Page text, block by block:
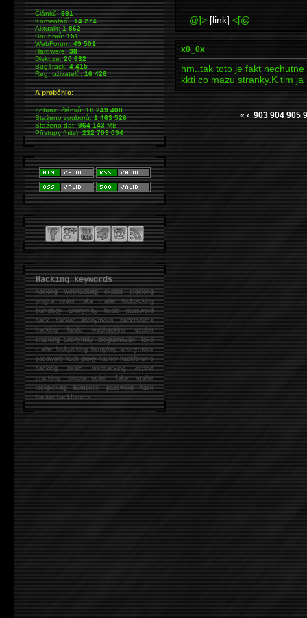
----------
..:@]> [link] <[@:..
x0_0x
hm..tak toto je fakt nechutne
kkti co mazu stranky.K tim
« ‹ 903 904 905
Článků:991
Komentářů:14 274
Aktualit:1 862
Souborů:151
WebForum:49 501
Hardware:38
Diskuze:20 632
BugTrack:4 415
Reg. uživatelů:16 426
A proběhlo:
Zobraz. článků:18 249 408
Staženo souborů:1 463 526
Staženo dat:964 143MB
Přístupy (hits):232 709 094
Hacking keywords
hackingwebhacking exploit cracking
programování fake mailer lockpicking
bumpkey anonymity heslo password
hackhacker anonymous hackforums
hackingheslo webhacking exploit
cracking anonymity programování fake
mailer lockpicking bumpkey anonymous
password hack proxy hacker hackforums
hacking heslo webhacking exploit
cracking programování fake mailer
lockpicking bumpkey password hack
hackerhackforums